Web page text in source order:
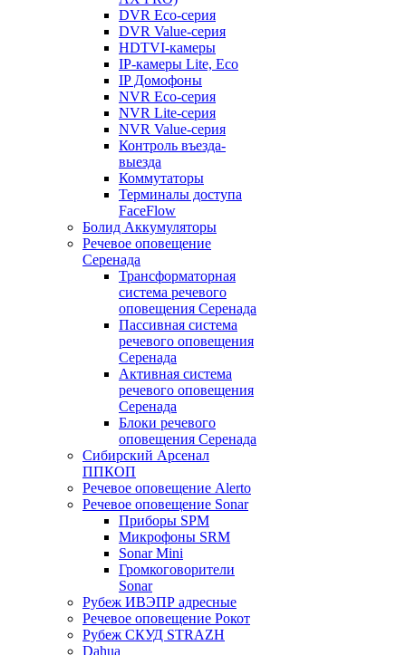
DVR Eco-серия
DVR Value-серия
HDTVI-камеры
IP-камеры Lite, Eco
IP Домофоны
NVR Eco-серия
NVR Lite-серия
NVR Value-серия
Контроль въезда-
выезда
Коммутаторы
Терминалы доступа
FaceFlow
Болид Аккумуляторы
Речевое оповещение
Серенада
Трансформаторная
система речевого
оповещения Серенада
Пассивная система
речевого оповещения
Серенада
Активная система
речевого оповещения
Серенада
Блоки речевого
оповещения Серенада
Сибирский Арсенал
ППКОП
Речевое оповещение Alerto
Речевое оповещение Sonar
Приборы SPM
Микрофоны SRM
Sonar Mini
Громкоговорители
Sonar
Рубеж ИВЭПР адресные
Речевое оповещение Рокот
Рубеж СКУД STRAZH
Dahua